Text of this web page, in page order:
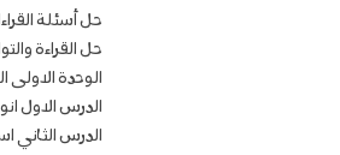
حل أسئلة القراءاة
حل القراءة
الوحدة الاولى
الدرس الاول
الدرس الثاني